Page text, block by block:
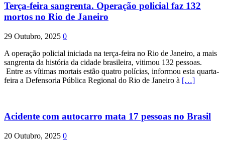
Terça-feira sangrenta. Operação policial faz 132
mortos no Rio de Janeiro
29 Outubro, 2025 0
A operação policial iniciada na terça-feira no Rio de Janeiro, a mais
sangrenta da história da cidade brasileira, vitimou 132 pessoas.
Entre as vítimas mortais estão quatro polícias, informou esta quarta-
feira a Defensoria Pública Regional do Rio de Janeiro à […]
Acidente com autocarro mata 17 pessoas no Brasil
20 Outubro, 2025 0